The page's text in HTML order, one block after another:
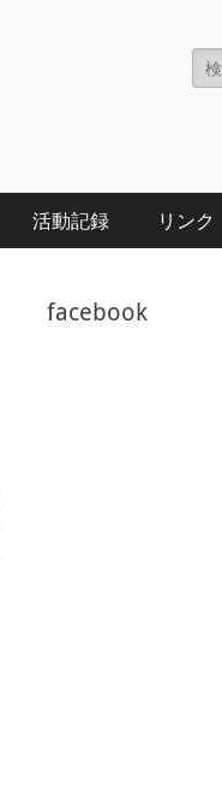
検
索:
活動記録 リンク
facebook